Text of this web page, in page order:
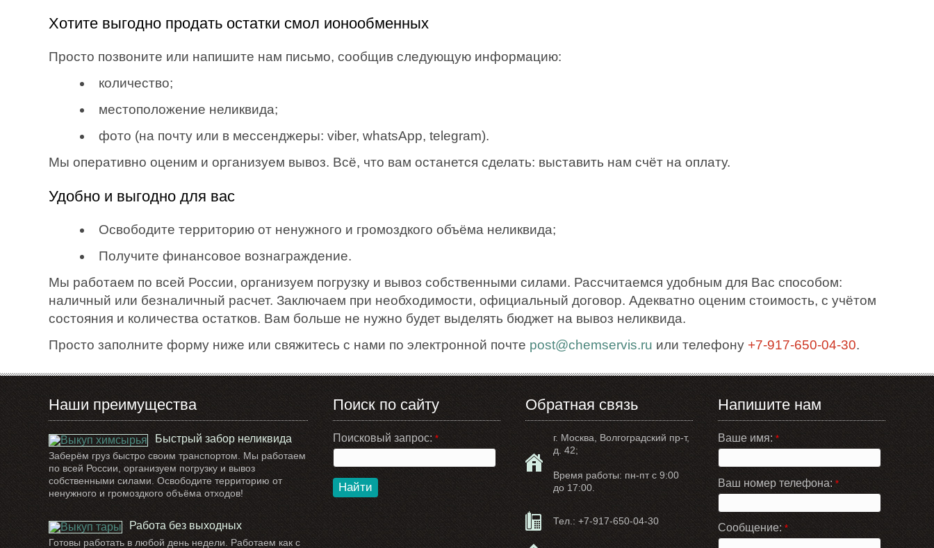
Хотите выгодно продать остатки смол ионообменных
Просто позвоните или напишите нам письмо, сообщив следующую информацию:
количество;
местоположение неликвида;
фото (на почту или в мессенджеры: viber, whatsApp, telegram).
Мы оперативно оценим и организуем вывоз. Всё, что вам останется сделать: выставить нам счёт на оплату.
Удобно и выгодно для вас
Освободите территорию от ненужного и громоздкого объёма неликвида;
Получите финансовое вознаграждение.
Мы работаем по всей России, организуем погрузку и вывоз собственными силами. Рассчитаемся удобным для Вас способом:
наличный или безналичный расчет. Заключаем при необходимости, официальный договор. Адекватно оценим стоимость, с учётом
состояния и количества остатков. Вам больше не нужно будет выделять бюджет на вывоз неликвида.
Просто заполните форму ниже или свяжитесь с нами по электронной почте post@chemservis.ru или телефону +7-917-650-04-30.
Наши преимущества
Быстрый забор неликвида
Заберём груз быстро своим транспортом. Мы работаем
по всей России, организуем погрузку и вывоз
собственными силами. Освободите территорию от
ненужного и громоздкого объёма отходов!
Работа без выходных
Готовы работать в любой день недели. Работаем как с
Поиск по сайту
Поисковый запрос:*
Найти
Обратная связь
г. Москва, Волгоградский пр-т,
д. 42;
Время работы: пн-пт с 9:00
до 17:00.
Тел.:+7-917-650-04-30
Напишите нам
Ваше имя: *
Ваш номер телефона: *
Сообщение: *